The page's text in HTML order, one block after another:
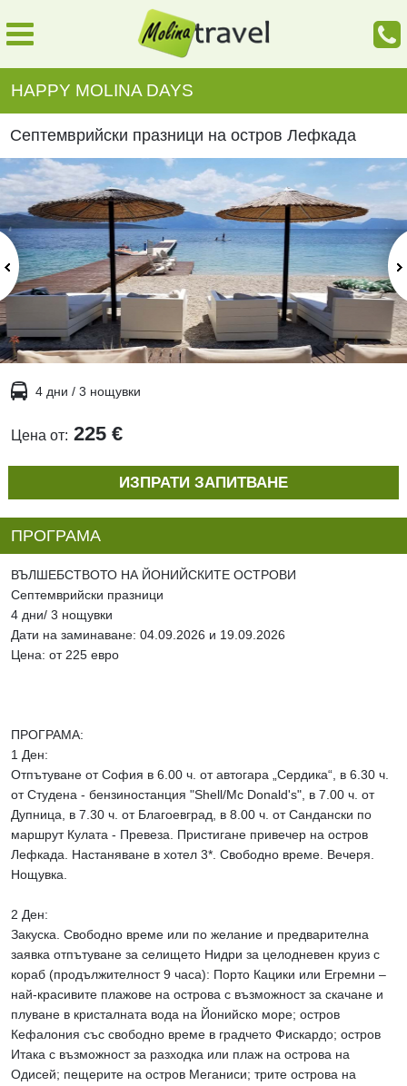
HAPPY MOLINA DAYS
Септемврийски празници на остров Лефкада
4 дни / 3 нощувки
Цена от: 225 €
ИЗПРАТИ ЗАПИТВАНЕ
ПРОГРАМА
ВЪЛШЕБСТВОТО НА ЙОНИЙСКИТЕ ОСТРОВИ
Септемврийски празници
4 дни/ 3 нощувки
Дати на заминаване: 04.09.2026 и 19.09.2026
Цена: от 225 евро
ПРОГРАМА:
1 Ден:
Отпътуване от София в 6.00 ч. от автогара „Сердика“, в 6.30 ч.
от Студена - бензиностанция "Shell/Mc Donald's", в 7.00 ч. от
Дупница, в 7.30 ч. от Благоевград, в 8.00 ч. от Сандански по
маршрут Кулата - Превеза. Пристигане привечер на остров
Лефкада. Настаняване в хотел 3*. Свободно време. Вечеря.
Нощувка.
2 Ден:
Закуска. Свободно време или по желание и предварителна
заявка отпътуване за селището Нидри за целодневен круиз с
кораб (продължителност 9 часа): Порто Кацики или Егремни –
най-красивите плажове на острова с възможност за скачане и
плуване в кристалната вода на Йонийско море; остров
Кефалония със свободно време в градчето Фискардо; остров
Итака с възможност за разходка или плаж на острова на
Одисей; пещерите на остров Меганиси; трите острова на